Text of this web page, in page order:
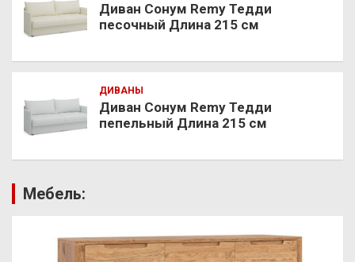
Диван Сонум Remy Тедди
песочный Длина 215 см
ДИВАНЫ
Диван Сонум Remy Тедди
пепельный Длина 215 см
Мебель: